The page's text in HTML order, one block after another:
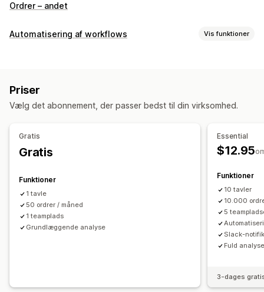
Ordrer – andet
Automatisering af workflows Vis funktioner
Klargøring af ordrer
Behandling af returneringer Tidsbaseret
Automatisk synkronisering af data
Planlagte opgaver
Tilpassede arbejdsprocesser
Priser
Vælg det abonnement, der passer bedst til din virksomhed.
Gratis
Gratis
Funktioner
1 tavle
50 ordrer / måned
1 teamplads
Grundlæggende analyse
Essential
$12.95
Funktioner
10 tavler
10.000
5
Slack-
Fuld
3-dages